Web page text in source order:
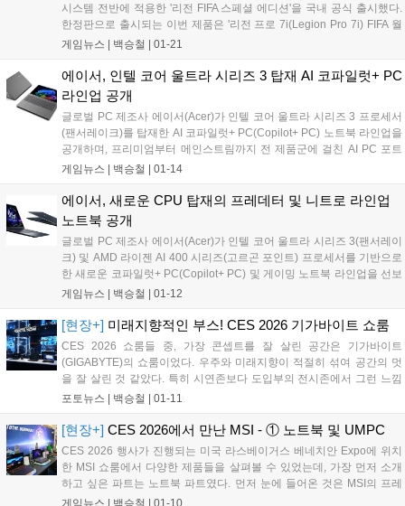
시스템 전반에 적용한 '리전 FIFA 스페셜 에디션'을 국내 공식 출시했다.
한정판으로 출시되는 이번 제품은 '리전 프로 7i(Legion Pro 7i) FIFA 월
드컵 26 에디션'과 '리전탭(Legion Tab) 3세대 FIFA 월드컵 26 에디션'으
게이머와 축구 팬 모두에게 차별화된 경험과 감성을 제공한다....
게임뉴스 | 백승철 | 01-21
에이서, 인텔 코어 울트라 시리즈 3 탑재 AI 코파일럿+ PC
라인업 공개
글로벌 PC 제조사 에이서(Acer)가 인텔 코어 울트라 시리즈 3 프로세서
(팬서레이크)를 탑재한 AI 코파일럿+ PC(Copilot+ PC) 노트북 라인업을
공개하며, 프리미엄부터 메인스트림까지 전 제품군에 걸친 AI PC 포트
폴리오를 대폭 확장했다. 이번에 공개된 라인업은 프리미엄 AI 노트북
시리즈로 구성된다. 모든 모델은 Windows 11 기반 코파일럿+ PC 환경
과 온디바이스 AI 성능을 바탕으로, 학습·업무·콘텐츠 제작·크리에이티
브 작업 전반에서 한층 진화한 사용자 경험을 제공한다....
게임뉴스 | 백승철 | 01-14
에이서, 새로운 CPU 탑재의 프레데터 및 니트로 라인업
노트북 공개
글로벌 PC 제조사 에이서(Acer)가 인텔 코어 울트라 시리즈 3(팬서레이
크) 및 AMD 라이젠 AI 400 시리즈(고르곤 포인트) 프로세서를 기반으로
한 새로운 코파일럿+ PC(Copilot+ PC) 및 게이밍 노트북 라인업을 선보
이며 AI PC 시장 공략을 본격화했다. 이번에 공개된 제품군은 프리미엄
V 16S AI를 비롯해, 슬림&경량 노트북 스위프트 고 16 AI, 메인스트림 노
텔과 AMD 양대 AI 플랫폼을 모두 아우르는 포트폴리오를 통해 게이머,
크리에이터, 학생, 직장인 등 다양한 사용자층의 니즈에 대응한다....
게임뉴스 | 백승철 | 01-12
[현장+] 미래지향적인 부스! CES 2026 기가바이트 쇼룸
CES 2026 쇼룸들 중, 가장 콘셉트를 잘 살린 공간은 기가바이트
(GIGABYTE)의 쇼룸이었다. 우주와 미래지향이 적절히 섞여 공간의 멋
을 잘 살린 것 같았다. 특히 시연존보다 도입부의 전시존에서 그런 느낌
이 많이 났는데, 사방이 거울이라 사진을 찍는 입장에서는 좀 불편했지
것이 꽤 인상적이었다....
포토뉴스 | 백승철 | 01-11
[현장+] CES 2026에서 만난 MSI - ① 노트북 및 UMPC
CES 2026 행사가 진행되는 미국 라스베이거스 베네치안 Expo에 위치
한 MSI 쇼룸에서 다양한 제품들을 살펴볼 수 있었는데, 가장 먼저 소개
하고 싶은 파트는 노트북 파트였다. 먼저 눈에 들어온 것은 MSI의 프레
스티지 라인업(Prestige). 다음은 게이밍 라인업의 제품들을 만나볼 수
게임뉴스 | 백승철 | 01-10